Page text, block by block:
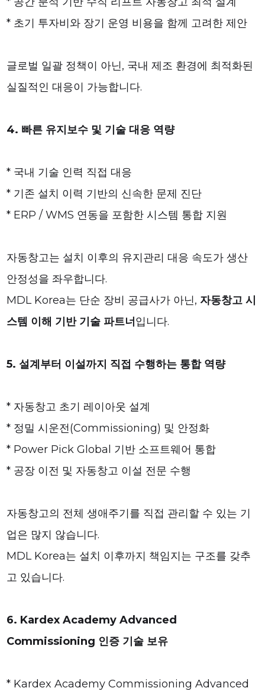
* 초기 투자비와 장기 운영 비용을 함께 고려한 제안
글로벌 일괄 정책이 아닌, 국내 제조 환경에 최적화된
실질적인 대응이 가능합니다.
4. 빠른 유지보수 및 기술 대응 역량
* 국내 기술 인력 직접 대응
* 기존 설치 이력 기반의 신속한 문제 진단
* ERP / WMS 연동을 포함한 시스템 통합 지원
자동창고는 설치 이후의 유지관리 대응 속도가 생산
안정성을 좌우합니다.
MDL Korea는 단순 장비 공급사가 아닌, 자동창고 시
스템 이해 기반 기술 파트너입니다.
5. 설계부터 이설까지 직접 수행하는 통합 역량
* 자동창고 초기 레이아웃 설계
* 정밀 시운전(Commissioning) 및 안정화
* Power Pick Global 기반 소프트웨어 통합
* 공장 이전 및 자동창고 이설 전문 수행
자동창고의 전체 생애주기를 직접 관리할 수 있는 기
업은 많지 않습니다.
MDL Korea는 설치 이후까지 책임지는 구조를 갖추
고 있습니다.
6. Kardex Academy Advanced
Commissioning 인증 기술 보유
* Kardex Academy Commissioning Advanced